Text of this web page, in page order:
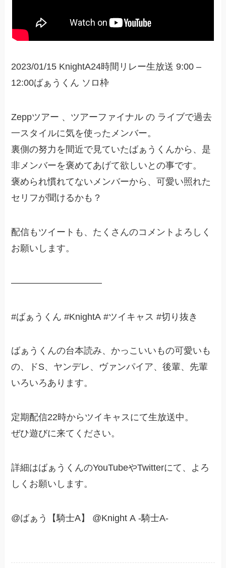
2023/01/15 KnightA24時間リレー生放送 9:00 –
12:00ばぁうくん ソロ枠
Zeppツアー 、ツアーファイナル の ライブで過去
一スタイルに気を使ったメンバー。
裏側の努力を間近で見ていたばぁうくんから、是
非メンバーを褒めてあげて欲しいとの事です。
褒められ慣れてないメンバーから、可愛い照れた
セリフが聞けるかも？
配信もツイートも、たくさんのコメントよろしく
お願いします。
——————————
#ばぁうくん #KnightA #ツイキャス #切り抜き
ばぁうくんの台本読み、かっこいいもの可愛いも
の、ドS、ヤンデレ、ヴァンパイア、後輩、先輩
いろいろあります。
定期配信22時からツイキャスにて生放送中。
ぜひ遊びに来てください。
詳細はばぁうくんのYouTubeやTwitterにて、よろ
しくお願いします。
@ばぁう【騎士A】 @Knight A -騎士A-